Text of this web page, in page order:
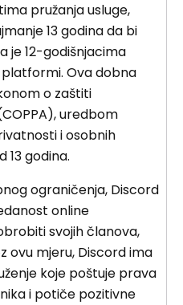
pružanja usluge,
13 godina da bi
je 12-godišnjacima
Ova dobna
o zaštiti
uredbom
i osobnih
godina.
ograničenja, Discord
online
svojih članova,
ovu mjeru, Discord ima
koje poštuje prava
i potiče pozitivne